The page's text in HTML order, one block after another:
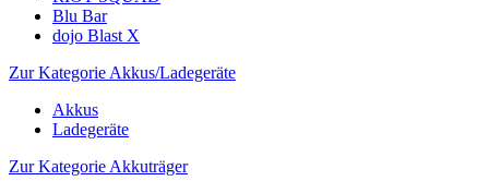
Blu Bar
dojo Blast X
Zur Kategorie Akkus/Ladegeräte
Akkus
Ladegeräte
Zur Kategorie Akkuträger